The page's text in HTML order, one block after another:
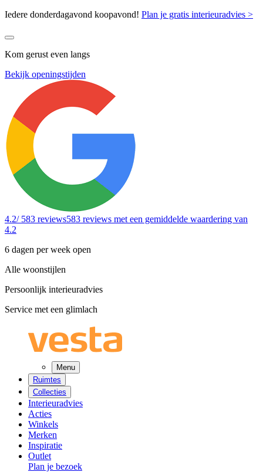
Iedere donderdagavond koopavond! Plan je gratis interieuradvies >
Kom gerust even langs
Bekijk openingstijden
4.2/ 583 reviews583 reviews met een gemiddelde waardering van
4.2
6 dagen per week open
Alle woonstijlen
Persoonlijk interieuradvies
Service met een glimlach
Menu
Ruimtes
Collecties
Interieuradvies
Acties
Winkels
Merken
Inspiratie
Outlet
Plan je bezoek